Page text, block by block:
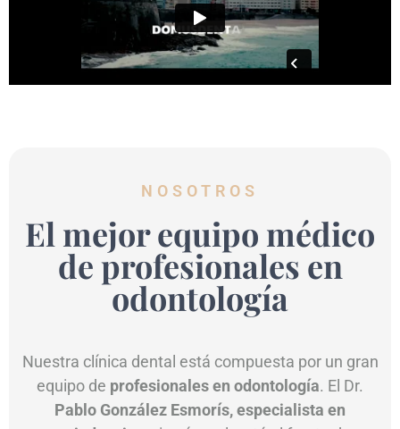
NOSOTROS
El mejor equipo médico
de profesionales en
odontología
Nuestra clínica dental está compuesta por un gran
equipo de profesionales en odontología. El Dr.
Pablo González Esmorís, especialista en